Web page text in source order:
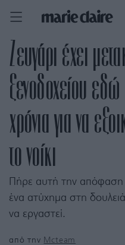
Ζευγάρι έχει
ξενοδοχείου
χρόνια για να
το νοίκι
Πήρε αυτή την απόφαση
ένα ατύχημα στη
να εργαστεί.
από την Mcteam